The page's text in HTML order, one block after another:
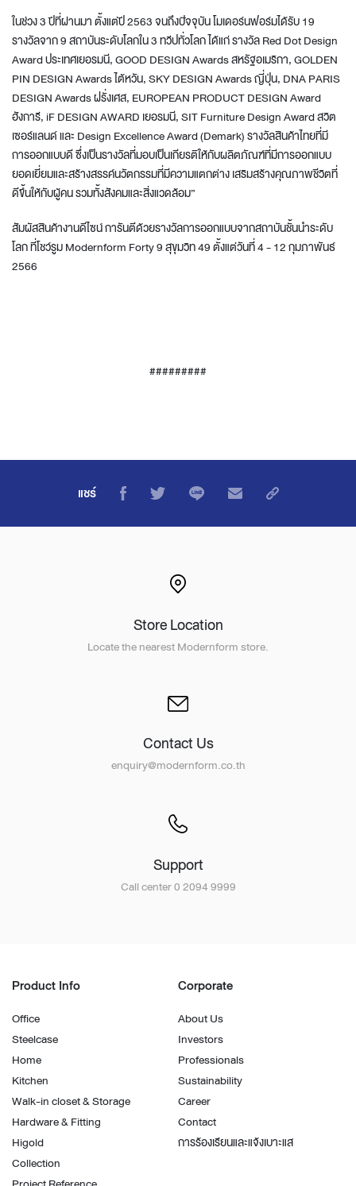
ในช่วง 3 ปีที่ผ่านมา ตั้งแต่ปี 2563 จนถึงปัจจุบัน โมเดอร์นฟอร์มได้รับ 19
รางวัลจาก 9 สถาบันระดับโลกใน 3 ทวีปทั่วโลก ได้แก่ รางวัล Red Dot Design
Award ประเทศเยอรมนี, GOOD DESIGN Awards สหรัฐอเมริกา, GOLDEN
PIN DESIGN Awards ไต้หวัน, SKY DESIGN Awards ญี่ปุ่น, DNA PARIS
DESIGN Awards ฝรั่งเศส, EUROPEAN PRODUCT DESIGN Award
ฮังการี, iF DESIGN AWARD เยอรมนี, SIT Furniture Design Award สวิต
เซอร์แลนด์ และ Design Excellence Award (Demark) รางวัลสินค้าไทยที่มี
การออกแบบดี ซึ่งเป็นรางวัลที่มอบเป็นเกียรติให้กับผลิตภัณฑ์ที่มีการออกแบบ
ยอดเยี่ยมและสร้างสรรค์นวัตกรรมที่มีความแตกต่าง เสริมสร้างคุณภาพชีวิตที่
ดีขึ้นให้กับผู้คน รวมทั้งสังคมและสิ่งแวดล้อม”
สัมผัสสินค้างานดีไซน์ การันตีด้วยรางวัลการออกแบบจากสถาบันชั้นนำระดับ
โลก ที่โชว์รูม Modernform Forty 9 สุขุมวิท 49 ตั้งแต่วันที่ 4 - 12 กุมภาพันธ์
2566
#########
แชร์
Store Location
Locate the nearest Modernform store.
Contact Us
enquiry@modernform.co.th
Support
Call center 0 2094 9999
Product Info
Office
Steelcase
Home
Kitchen
Walk-in closet & Storage
Hardware & Fitting
Higold
Collection
Corporate
About Us
Investors
Professionals
Sustainability
Career
Contact
การร้องเรียนและแจ้งเบาะแส